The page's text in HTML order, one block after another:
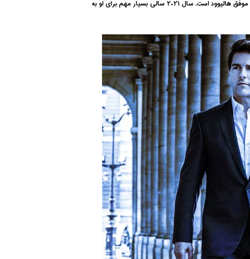
انتشار کدام فیلم برای تام کروز اهمیت بیشتری دارد؟ بر کسی پوشیده نیست که تام کروز از ستارگان بسیار دوست داشتنی و موفق هالیوود است. سال ۲۰۲۱ سالی بسیار مهم برای او به